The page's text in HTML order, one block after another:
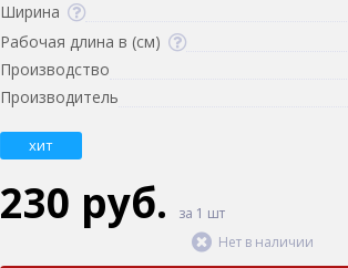
Ширина
Рабочая длина в (см)
Производство
Производитель
хит
230 руб.
за 1 шт
Нет в наличии